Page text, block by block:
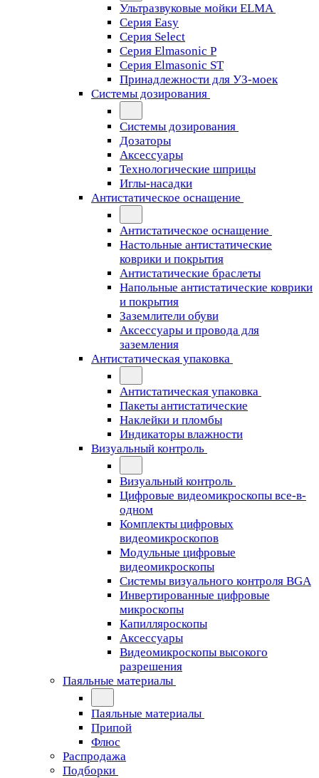
Ультразвуковые мойки ELMA
Серия Easy
Серия Select
Серия Elmasonic P
Серия Elmasonic ST
Принадлежности для УЗ-моек
Системы дозирования
Системы дозирования
Дозаторы
Аксессуары
Технологические шприцы
Иглы-насадки
Антистатическое оснащение
Антистатическое оснащение
Настольные антистатические
коврики и покрытия
Антистатические браслеты
Напольные антистатические коврики
и покрытия
Заземлители обуви
Аксессуары и провода для
заземления
Антистатическая упаковка
Антистатическая упаковка
Пакеты антистатические
Наклейки и пломбы
Индикаторы влажности
Визуальный контроль
Визуальный контроль
Цифровые видеомикроскопы все-в-
одном
Комплекты цифровых
видеомикроскопов
Модульные цифровые
видеомикроскопы
Cистемы визуального контроля BGA
Инвертированные цифровые
микроскопы
Капилляроскопы
Аксессуары
Видеомикроскопы высокого
разрешения
Паяльные материалы
Паяльные материалы
Припой
Флюс
Распродажа
Подборки